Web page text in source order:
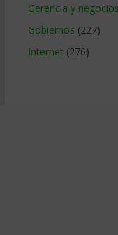
Gerencia y negocios
Gobiernos (227)
Internet (276)